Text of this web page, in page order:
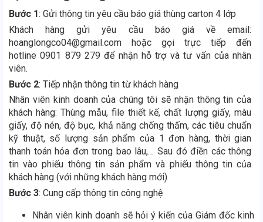
Bước 1: Gửi thông tin yêu cầu báo giá thùng carton 4 lớp
Khách hàng gửi yêu cầu báo giá về email:
hoanglongco04@gmail.com hoặc gọi trực tiếp đến
hotline 0901 879 279 để nhận hỗ trợ và tư vấn của nhân
viên.
Bước 2: Tiếp nhận thông tin từ khách hàng
Nhân viên kinh doanh của chúng tôi sẽ nhận thông tin của
khách hàng: Thùng mẫu, file thiết kế, chất lượng giấy, màu
giấy, độ nén, độ bục, khả năng chống thấm, các tiêu chuẩn
kỹ thuật, số lượng sản phẩm của 1 đơn hàng, thời gian
thanh toán hóa đơn trong bao lâu,… Sau đó điền các thông
tin vào phiếu thông tin sản phẩm và phiếu thông tin của
khách hàng (với những khách hàng mới)
Bước 3: Cung cấp thông tin công nghệ
Nhân viên kinh doanh sẽ hỏi ý kiến của Giám đốc kinh